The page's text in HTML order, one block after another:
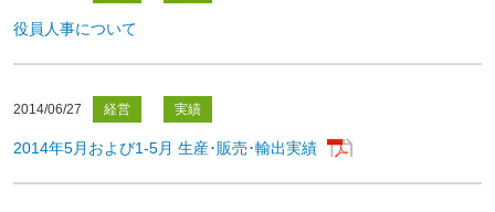
役員人事について
2014/06/27 経営 実績
2014年5月および1-5月 生産･販売･輸出実績